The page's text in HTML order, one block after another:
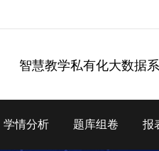
智慧教学私有化大数据
学情分析 题库组卷 报